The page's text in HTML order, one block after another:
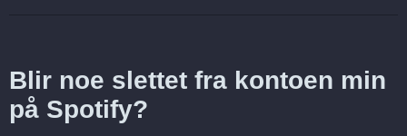
Blir noe slettet fra kontoen min
på Spotify?